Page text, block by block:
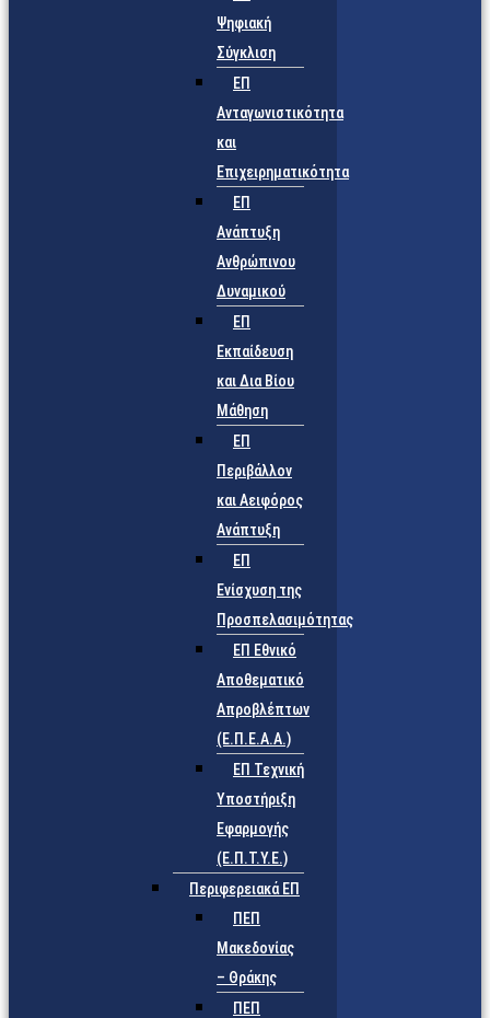
Ψηφιακή
Σύγκλιση
ΕΠ
Ανταγωνιστικότητα
και
Επιχειρηματικότητα
ΕΠ
Ανάπτυξη
Ανθρώπινου
Δυναμικού
ΕΠ
Εκπαίδευση
και Δια Βίου
Μάθηση
ΕΠ
Περιβάλλον
και Αειφόρος
Ανάπτυξη
ΕΠ
Ενίσχυση της
Προσπελασιμότητας
ΕΠ Εθνικό
Αποθεματικό
Απροβλέπτων
(Ε.Π.Ε.Α.Α.)
ΕΠ Τεχνική
Υποστήριξη
Εφαρμογής
(Ε.Π.Τ.Υ.Ε.)
Περιφερειακά ΕΠ
ΠΕΠ
Μακεδονίας
– Θράκης
ΠΕΠ